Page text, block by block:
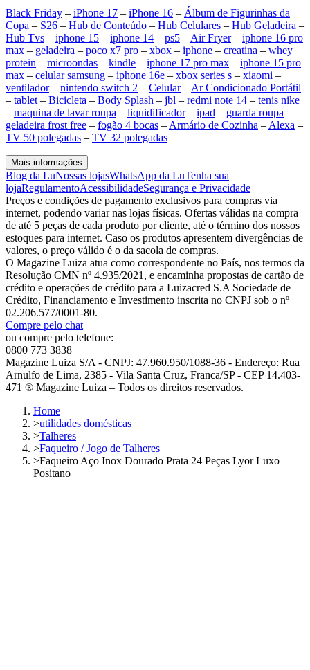
Black Friday – iPhone 17 – iPhone 16 – Álbum de Figurinhas da
Copa – S26 – Hub de Conteúdo – Hub Celulares – Hub Geladeira –
Hub Tvs – iphone 15 – iphone 14 – ps5 – Air Fryer– iphone 16 pro
max – geladeira – poco x7 pro – xbox – iphone – creatina – whey
protein – microondas – kindle – iphone 17 pro max – iphone 15 pro
max – celular samsung – iphone 16e – xbox series s – xiaomi –
ventilador– nintendo switch 2 – Celular– Ar Condicionado Portátil
– tablet – Bicicleta – Body Splash – jbl – redmi note 14 – tenis nike
– maquina de lavar roupa – liquidificador– ipad – guarda roupa –
geladeira frost free – fogão 4 bocas – Armário de Cozinha – Alexa –
TV 50 polegadas – TV 32 polegadas
Mais informações
Blog da LuNossas lojasWhatsApp da LuTenha sua
lojaRegulamentoAcessibilidadeSegurança e Privacidade
Preços e condições de pagamento exclusivos para compras via
internet, podendo variar nas lojas físicas. Ofertas válidas na compra
de até 5 peças de cada produto por cliente, até o término dos nossos
estoques para internet. Caso os produtos apresentem divergências de
valores, o preço válido é o da sacola de compras.
O Magazine Luiza atua como correspondente no País, nos termos da
Resolução CMN nº 4.935/2021, e encaminha propostas de cartão de
crédito e operações de crédito para a Luizacred S.A Sociedade de
Crédito, Financiamento e Investimento inscrita no CNPJ sob o nº
02.206.577/0001-80.
Compre pelo chat
ou compre pelo telefone:
0800 773 3838
Magazine Luiza S/A - CNPJ: 47.960.950/1088-36 - Endereço: Rua
Arnulfo de Lima, 2385 - Vila Santa Cruz, Franca/SP - CEP 14.403-
471 ® Magazine Luiza – Todos os direitos reservados.
Home
>utilidades domésticas
>Talheres
>Faqueiro / Jogo de Talheres
>Faqueiro Aço Inox Dourado Prata 24 Peças Lyor Luxo
Positano